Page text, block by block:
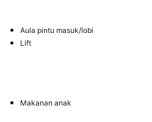
Aula pintu masuk/lobi
Lift
Makanan anak